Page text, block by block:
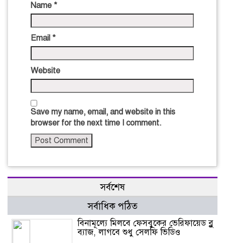
Name *
Email *
Website
Save my name, email, and website in this
browser for the next time I comment.
সর্বশেষ
সর্বাধিক পঠিত
বিনামূল্যে মিলবে ফেসবুকের ভেরিফায়েড ব্লু
ব্যাজ, লাগবে শুধু সেলফি ভিডিও